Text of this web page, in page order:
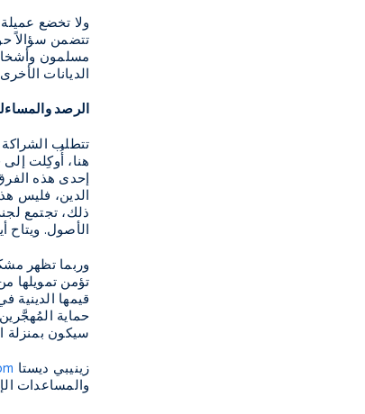
ولا تخضع
تتضمن سؤالاً
مسلمون
الديانات
الرصد
تتطلب الشراكة
هنا، أُوكِلت
إحدى هذه
الدين، فليس
ذلك، تجتمع
الأصول. ويتاح
وربما تظهر
تؤمن تمويلها
قيمها
حماية
سيكون بمنزلة
زينيبي ديستا
والمساعدات